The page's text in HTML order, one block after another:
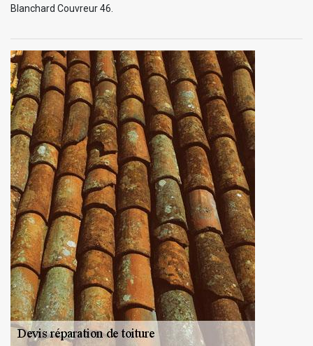
Blanchard Couvreur 46.